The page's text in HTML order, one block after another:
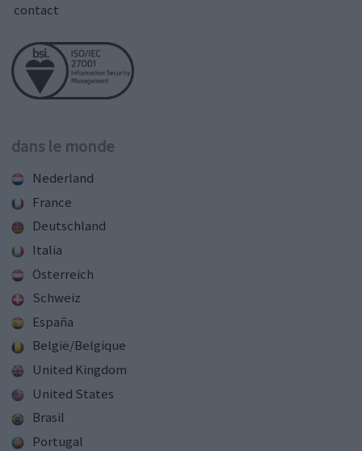
contact
dans le monde
Nederland
France
Deutschland
Italia
Österreich
Schweiz
España
België/Belgique
United Kingdom
United States
Brasil
Portugal